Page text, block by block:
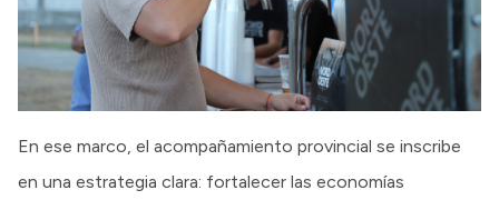
En ese marco, el acompañamiento provincial se inscribe
en una estrategia clara: fortalecer las economías